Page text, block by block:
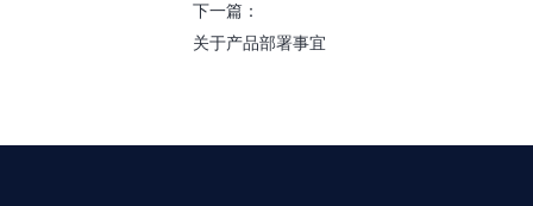
下一篇：
关于产品部署事宜